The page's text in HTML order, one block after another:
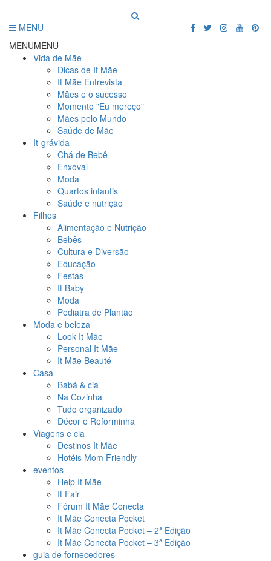
MENU
MENUMENU
Vida de Mãe
Dicas de It Mãe
It Mãe Entrevista
Mães e o sucesso
Momento "Eu mereço"
Mães pelo Mundo
Saúde de Mãe
It-grávida
Chá de Bebê
Enxoval
Moda
Quartos infantis
Saúde e nutrição
Filhos
Alimentação e Nutrição
Bebês
Cultura e Diversão
Educação
Festas
It Baby
Moda
Pediatra de Plantão
Moda e beleza
Look It Mãe
Personal It Mãe
It Mãe Beauté
Casa
Babá & cia
Na Cozinha
Tudo organizado
Décor e Reforminha
Viagens e cia
Destinos It Mãe
Hotéis Mom Friendly
eventos
Help It Mãe
It Fair
Fórum It Mãe Conecta
It Mãe Conecta Pocket
It Mãe Conecta Pocket – 2ª Edição
It Mãe Conecta Pocket – 3ª Edição
guia de fornecedores